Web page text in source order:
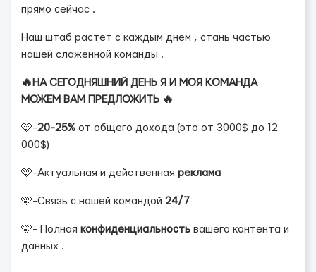
прямо сейчас .
Наш штаб растет с каждым днем , стань частью
нашей слаженной команды .
🔥НА СЕГОДНЯШНИЙ ДЕНЬ Я И МОЯ КОМАНДА
МОЖЕМ ВАМ ПРЕДЛОЖИТЬ 🔥
🩵-20-25% от общего дохода (это от 3000$ до 12
000$)
🩵-Актуальная и действенная реклама
🩵-Связь с нашей командой 24/7
🩵- Полная конфиденциальность вашего контента и
данных .